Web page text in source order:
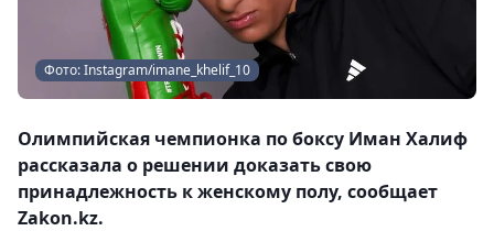
Фото: Instagram/imane_khelif_10
Олимпийская чемпионка по боксу Иман Халиф
рассказала о решении доказать свою
принадлежность к женскому полу, сообщает
Zakon.kz.